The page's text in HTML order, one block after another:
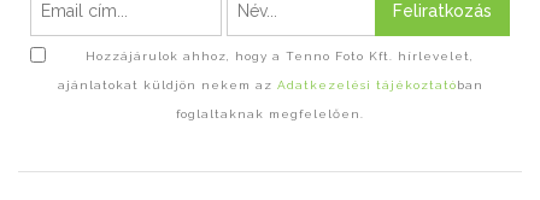
Feliratkozás
Hozzájárulok ahhoz, hogy a Tenno Foto Kft. hírlevelet,
ajánlatokat küldjön nekem az Adatkezelési tájékoztatóban
foglaltaknak megfelelően.